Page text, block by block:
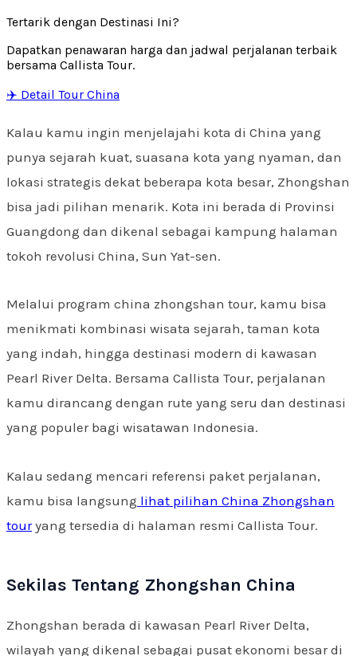
Tertarik dengan Destinasi Ini?
Dapatkan penawaran harga dan jadwal perjalanan terbaik
bersama Callista Tour.
✈️ Detail Tour China
Kalau kamu ingin menjelajahi kota di China yang
punya sejarah kuat, suasana kota yang nyaman, dan
lokasi strategis dekat beberapa kota besar, Zhongshan
bisa jadi pilihan menarik. Kota ini berada di Provinsi
Guangdong dan dikenal sebagai kampung halaman
tokoh revolusi China, Sun Yat-sen.
Melalui program china zhongshan tour, kamu bisa
menikmati kombinasi wisata sejarah, taman kota
yang indah, hingga destinasi modern di kawasan
Pearl River Delta. Bersama Callista Tour, perjalanan
kamu dirancang dengan rute yang seru dan destinasi
yang populer bagi wisatawan Indonesia.
Kalau sedang mencari referensi paket perjalanan,
kamu bisa langsung lihat pilihan China Zhongshan
touryang tersedia di halaman resmi Callista Tour.
Sekilas Tentang Zhongshan China
Zhongshan berada di kawasan Pearl River Delta,
wilayah yang dikenal sebagai pusat ekonomi besar di